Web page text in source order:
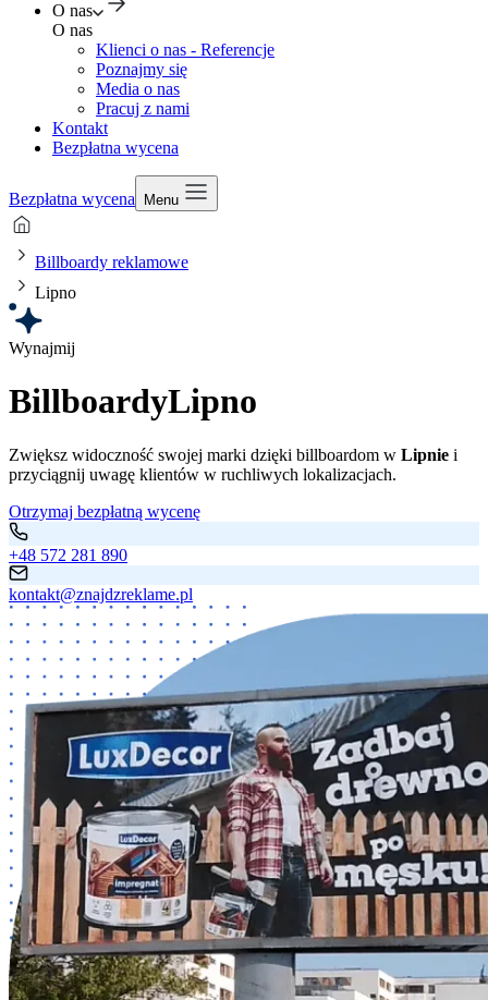
O nas
O nas
Klienci o nas - Referencje
Poznajmy się
Media o nas
Pracuj z nami
Kontakt
Bezpłatna wycena
Bezpłatna wycena Menu
Billboardy reklamowe
Lipno
Wynajmij
BillboardyLipno
Zwiększ widoczność swojej marki dzięki billboardom w Lipnie i
przyciągnij uwagę klientów w ruchliwych lokalizacjach.
Otrzymaj bezpłatną wycenę
+48 572 281 890
kontakt@znajdzreklame.pl